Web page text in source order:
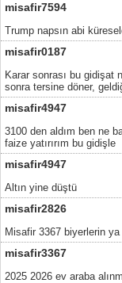
misafir7594
Trump napsın abi
misafir0187
Karar sonrası bu gidişat
sonra tersine döner,
misafir4947
3100 den aldım ben ne
faize yatırırım bu gidişle
misafir4947
Altın yine düştü
misafir2826
Misafir 3367 biyerlerin ya
misafir3367
2025 2026 ev araba